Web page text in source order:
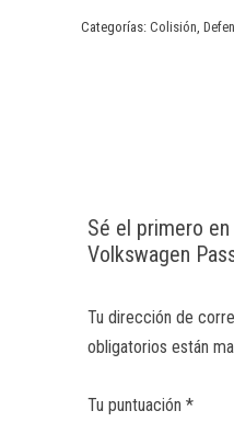
Categorías: Colisión
Sé el primero
Volkswagen
Tu dirección de
obligatorios están
Tu puntuación*